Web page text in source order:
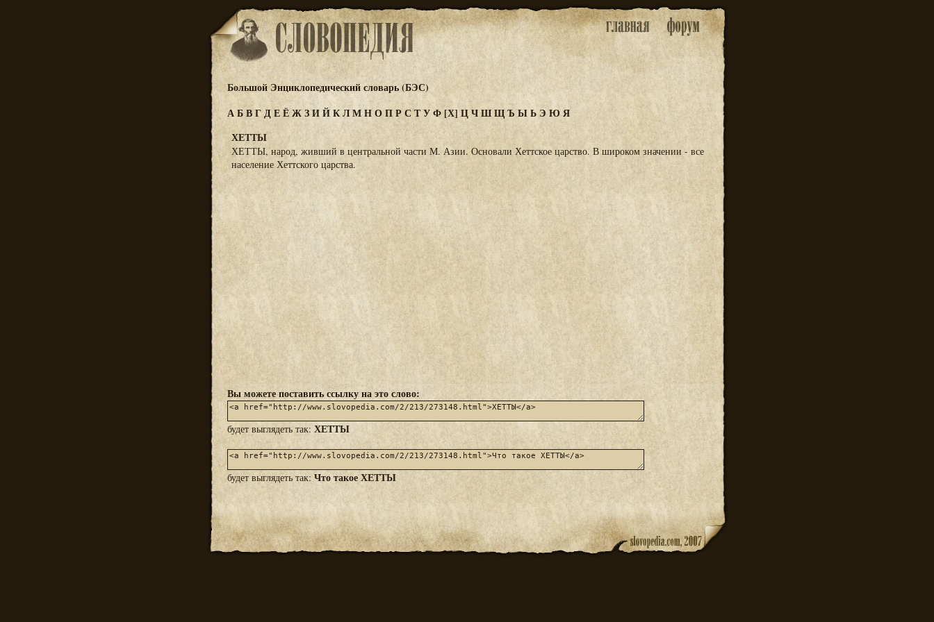
Большой Энциклопедический словарь (БЭС)
АБВГДЕЁЖЗИЙКЛМНОПРСТУФ[Х] ЦЧШЩЪЫЬ Э Ю Я
ХЕТТЫ
ХЕТТЫ, народ, живший в центральной части М. Азии. Основали Хеттское царство. В широком значении - все
население Хеттского царства.
Вы можете поставить ссылку на это слово:
будет выглядеть так: ХЕТТЫ
будет выглядеть так:Что такое ХЕТТЫ